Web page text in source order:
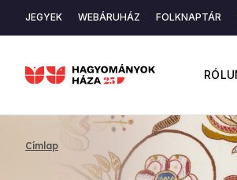
tartalomra
Másodlagos
JEGYEK WEBÁRUHÁZ FOLKNAPTÁR
Címlap